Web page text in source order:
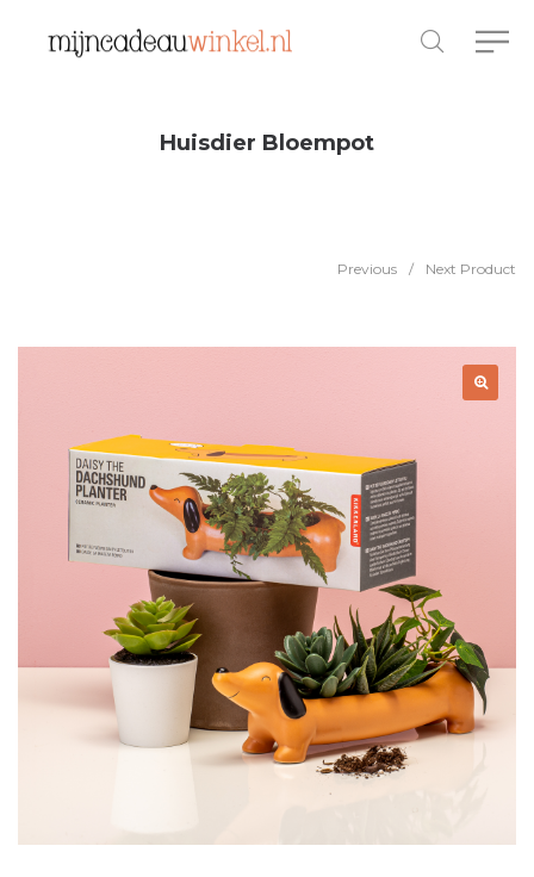
Huisdier Bloempot
Previous / Next Product